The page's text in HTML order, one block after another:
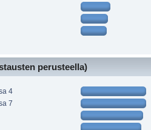
perusteella)
4
7